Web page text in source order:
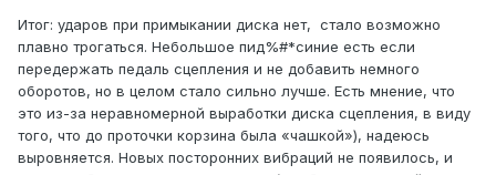
Итог: ударов при примыкании диска нет, стало возможно
плавно трогаться. Небольшое пид%#*синие есть если
передержать педаль сцепления и не добавить немного
оборотов, но в целом стало сильно лучше. Есть мнение, что
это из-за неравномерной выработки диска сцепления, в виду
того, что до проточки корзина была «чашкой»), надеюсь
выровняется. Новых посторонних вибраций не появилось, и